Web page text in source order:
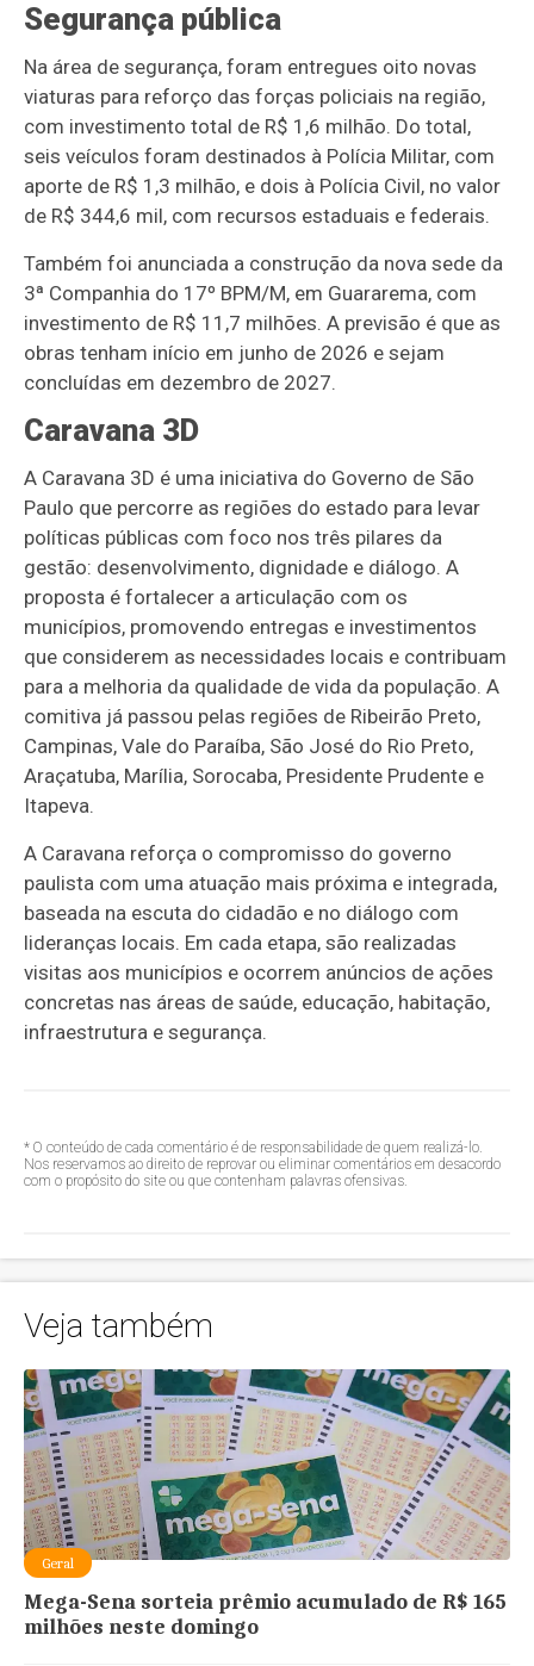
Segurança pública
Na área de segurança, foram entregues oito novas
viaturas para reforço das forças policiais na região,
com investimento total de R$ 1,6 milhão. Do total,
seis veículos foram destinados à Polícia Militar, com
aporte de R$ 1,3 milhão, e dois à Polícia Civil, no valor
de R$ 344,6 mil, com recursos estaduais e federais.
Também foi anunciada a construção da nova sede da
3ª Companhia do 17º BPM/M, em Guararema, com
investimento de R$ 11,7 milhões. A previsão é que as
obras tenham início em junho de 2026 e sejam
concluídas em dezembro de 2027.
Caravana 3D
A Caravana 3D é uma iniciativa do Governo de São
Paulo que percorre as regiões do estado para levar
políticas públicas com foco nos três pilares da
gestão: desenvolvimento, dignidade e diálogo. A
proposta é fortalecer a articulação com os
municípios, promovendo entregas e investimentos
que considerem as necessidades locais e contribuam
para a melhoria da qualidade de vida da população. A
comitiva já passou pelas regiões de Ribeirão Preto,
Campinas, Vale do Paraíba, São José do Rio Preto,
Araçatuba, Marília, Sorocaba, Presidente Prudente e
Itapeva.
A Caravana reforça o compromisso do governo
paulista com uma atuação mais próxima e integrada,
baseada na escuta do cidadão e no diálogo com
lideranças locais. Em cada etapa, são realizadas
visitas aos municípios e ocorrem anúncios de ações
concretas nas áreas de saúde, educação, habitação,
infraestrutura e segurança.
* O conteúdo de cada comentário é de responsabilidade de quem realizá-lo.
Nos reservamos ao direito de reprovar ou eliminar comentários em desacordo
com o propósito do site ou que contenham palavras ofensivas.
Veja também
Geral
Mega-Sena sorteia prêmio acumulado de R$ 165
milhões neste domingo